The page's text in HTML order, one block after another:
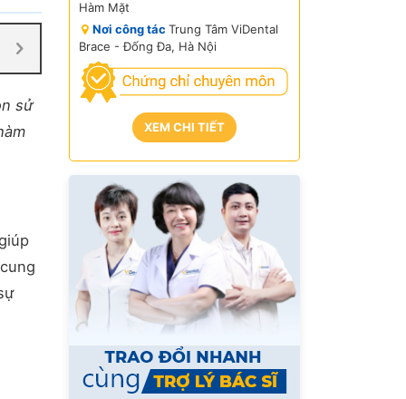
sử
Hàm Mặt
Nơi công tác Trung Tâm ViDental
Brace - Đống Đa, Hà Nội
XEM CHI TIẾT